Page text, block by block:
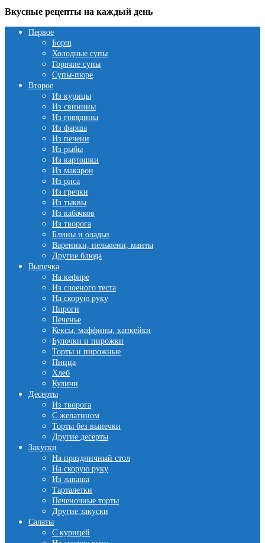
Вкусные рецепты на каждый день
Первое
Борщ
Холодные супы
Горячие супы
Супы-пюре
Второе
Из курицы
Из свинины
Из говядины
Из фарша
Из печени
Из рыбы
Из картошки
Из макарон
Из риса
Из гречки
Из тыквы
Из кабачков
Из творога
Блины и оладьи
Вареники, пельмени, манты
Другие блюда
Выпечка
На кефире
Из слоеного теста
На скорую руку
Пироги
Печенье
Кексы, маффины, капкейки
Булочки и пирожки
Торты и пирожные
Пицца
Хлеб
Куличи
Десерты
Из творога
С желатином
Торты без выпечки
Другие десерты
Закуски
На праздничный стол
На скорую руку
Из лаваша
Тарталетки
Печеночные торты
Другие закуски
Салаты
С курицей